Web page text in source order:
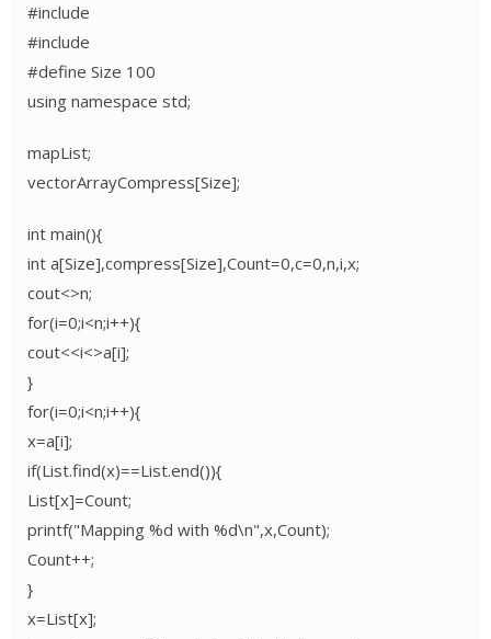
#include
#include
#define Size 100
using namespace std;
mapList;
vectorArrayCompress[Size];
int main(){
int a[Size],compress[Size],Count=0,c=0,n,i,x;
cout<>n;
for(i=0;i<n;i++){
cout<<i<>a[i];
}
for(i=0;i<n;i++){
x=a[i];
if(List.find(x)==List.end()){
List[x]=Count;
printf("Mapping %d with %d\n",x,Count);
Count++;
}
x=List[x];